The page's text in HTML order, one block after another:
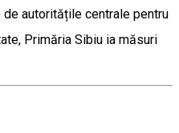
autoritățile centrale pentru
Primăria Sibiu ia măsuri